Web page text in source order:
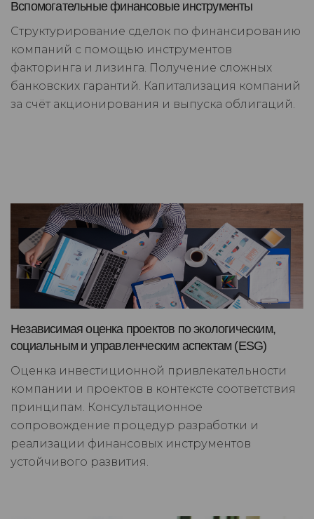
Вспомогательные финансовые инструменты
Структурирование сделок по финансированию
компаний с помощью инструментов
факторинга и лизинга. Получение сложных
банковских гарантий. Капитализация компаний
за счёт акционирования и выпуска облигаций.
Независимая оценка проектов по экологическим,
социальным и управленческим аспектам (ESG)
Оценка инвестиционной привлекательности
компании и проектов в контексте соответствия
принципам. Консультационное
сопровождение процедур разработки и
реализации финансовых инструментов
устойчивого развития.